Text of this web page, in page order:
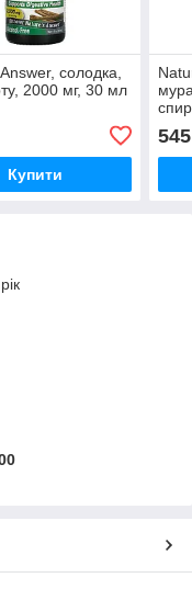
солодка,
2000 мг, 30 мл
Купити
545